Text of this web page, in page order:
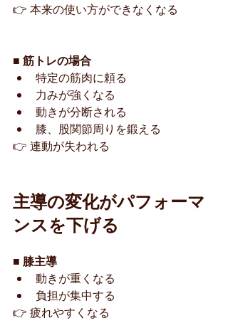
👉 本来の使い方ができなくなる
■ 筋トレの場合
特定の筋肉に頼る
力みが強くなる
動きが分断される
膝、股関節周りを鍛える
👉 連動が失われる
主導の変化がパフォーマ
ンスを下げる
■ 膝主導
動きが重くなる
負担が集中する
👉 疲れやすくなる